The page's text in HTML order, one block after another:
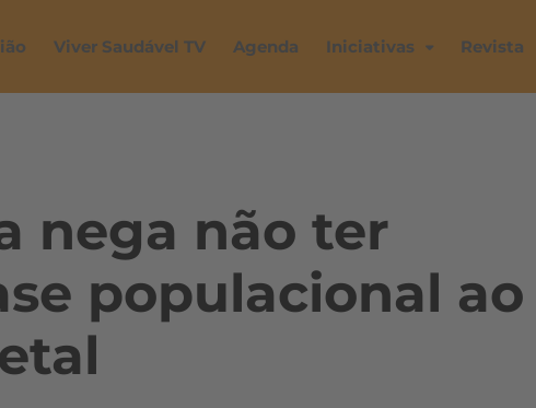
Viver Saudável TV Agenda Iniciativas Revista
nega não ter
populacional ao